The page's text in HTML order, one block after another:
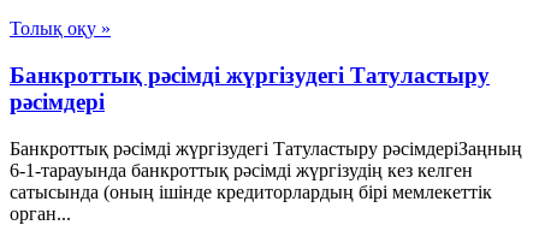
Толық оқу »
Банкроттық рәсімді жүргізудегі Татуластыру
рәсімдері
Банкроттық рәсімді жүргізудегі Татуластыру рәсімдеріЗаңның
6-1-тарауында банкроттық рәсімді жүргізудің кез келген
сатысында (оның ішінде кредиторлардың бірі мемлекеттік
орган...